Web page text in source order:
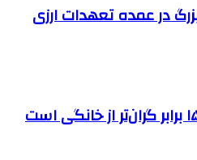
در عمده تعهدات ارزی